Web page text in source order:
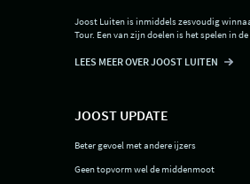
Joost Luiten is inmiddels zesvoudig
Tour. Een van zijn doelen is het spelen in de
LEES MEER OVER JOOST LUITEN
JOOST UPDATE
Beter gevoel met andere ijzers
Geen topvorm wel de middenmoot